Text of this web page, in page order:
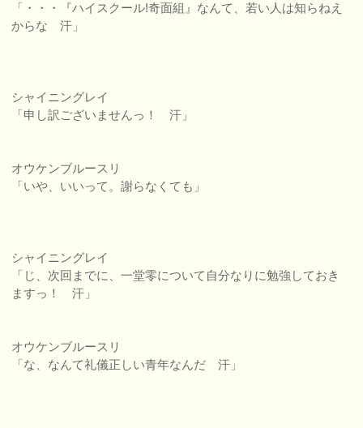
「・・・『ハイスクール!奇面組』なんて、若い人は知らねえ
からな 汗」
シャイニングレイ
「申し訳ございませんっ！ 汗」
オウケンブルースリ
「いや、いいって。謝らなくても」
シャイニングレイ
「じ、次回までに、一堂零について自分なりに勉強しておき
ますっ！ 汗」
オウケンブルースリ
「な、なんて礼儀正しい青年なんだ 汗」